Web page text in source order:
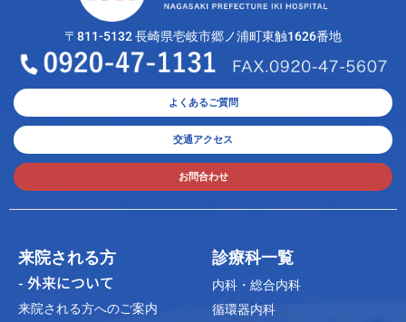
〒811-5132 長崎県壱岐市郷ノ浦町東触1626番地
よくあるご質問
交通アクセス
お問合わせ
来院される方
- 外来について
来院される方へのご案内
診療科一覧
内科・総合内科
循環器内科